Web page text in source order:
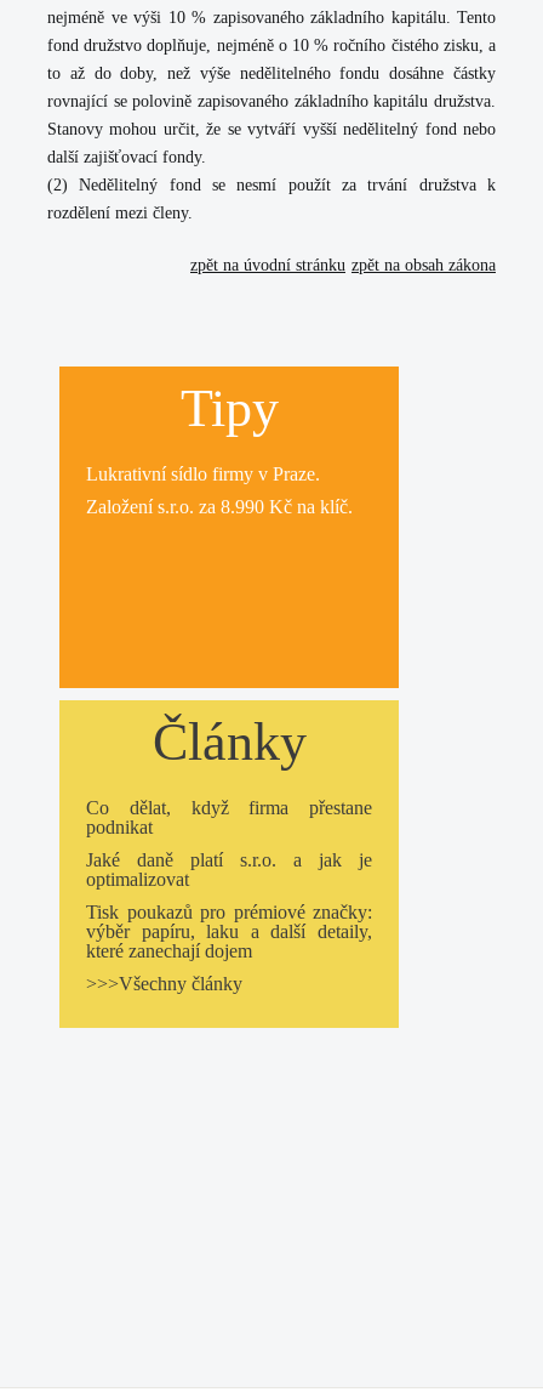
nejméně ve výši 10 % zapisovaného základního kapitálu. Tento
fond družstvo doplňuje, nejméně o 10 % ročního čistého zisku, a
to až do doby, než výše nedělitelného fondu dosáhne částky
rovnající se polovině zapisovaného základního kapitálu družstva.
Stanovy mohou určit, že se vytváří vyšší nedělitelný fond nebo
další zajišťovací fondy.
(2) Nedělitelný fond se nesmí použít za trvání družstva k
rozdělení mezi členy.
zpět na obsah zákona
zpět na úvodní stránku
Tipy
Lukrativnísídlo firmy v Praze.
Založení s.r.o. za 8.990 Kč na klíč.
Články
Co dělat, když firma přestane
podnikat
Jaké daně platí s.r.o. a jak je
optimalizovat
Tisk poukazů pro prémiové značky:
výběr papíru, laku a další detaily,
které zanechají dojem
>>>Všechny články